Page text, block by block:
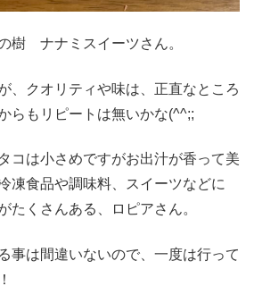
樹 ナナミスイーツさん。
、クオリティや味は、正直なところ
らもリピートは無いかな(^^;;
コは小さめですがお出汁が香って美
凍食品や調味料、スイーツなどに
たくさんある、ロピアさん。
事は間違いないので、一度は行って